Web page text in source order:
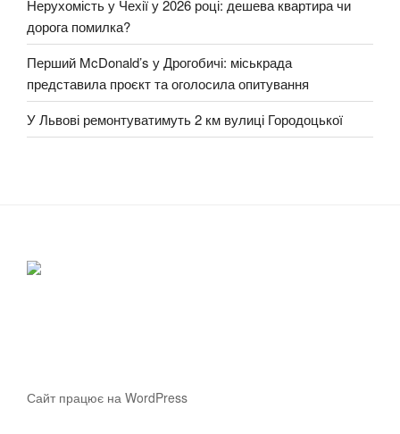
Нерухомість у Чехії у 2026 році: дешева квартира чи
дорога помилка?
Перший McDonald’s у Дрогобичі: міськрада
представила проєкт та оголосила опитування
У Львові ремонтуватимуть 2 км вулиці Городоцької
Сайт працює на WordPress